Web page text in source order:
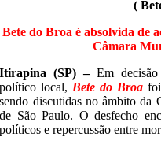
(
Bete do Broa é absolvida de
Câmara
Itirapina (SP) –Em decisão
político local, Bete do Broa
sendo discutidas no âmbito da
de São Paulo. O desfecho
políticos e repercussão entre